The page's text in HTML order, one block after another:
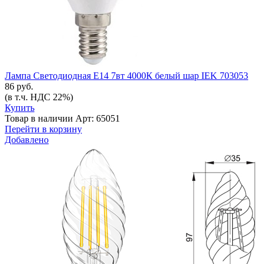
Лампа Светодиодная Е14 7вт 4000К белый шар IEK 703053
86 руб.
(в т.ч. НДС 22%)
Купить
Товар в наличии Арт: 65051
Перейти в корзину
Добавлено